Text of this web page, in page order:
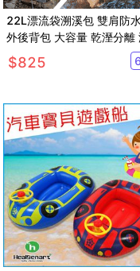
22L漂流袋溯溪包 雙肩防
外後背包 大容量 乾溼分離
海灘衝浪泛舟潛水袋
【SV61206】
$825